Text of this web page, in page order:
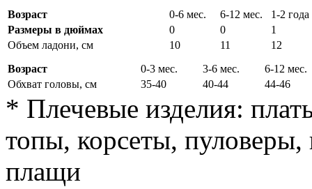
Возраст 0-6 мес. 6-12 мес.
1-2 года
Размеры в дюймах
0 0
1
Объем ладони, см
10 11
12
Возраст
0-3 мес. 3-6 мес.
6-12 мес.
Обхват головы, см
35-40 40-44 44-46
* Плечевые изделия:
топы, корсеты,
плащи